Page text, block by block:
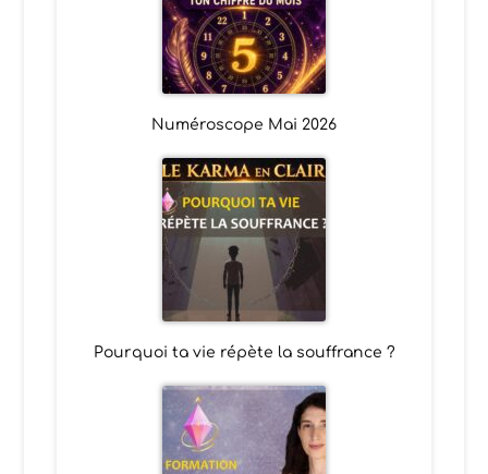
Numéroscope Mai 2026
Pourquoi ta vie répète la souffrance ?